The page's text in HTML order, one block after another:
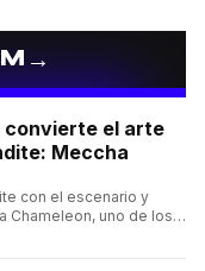
→
convierte el arte
Meccha
con el escenario y
Chameleon, uno de los